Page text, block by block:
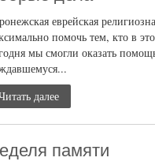
еврейская
помочь тем, кто в
мы смогли оказать
далее
памяти